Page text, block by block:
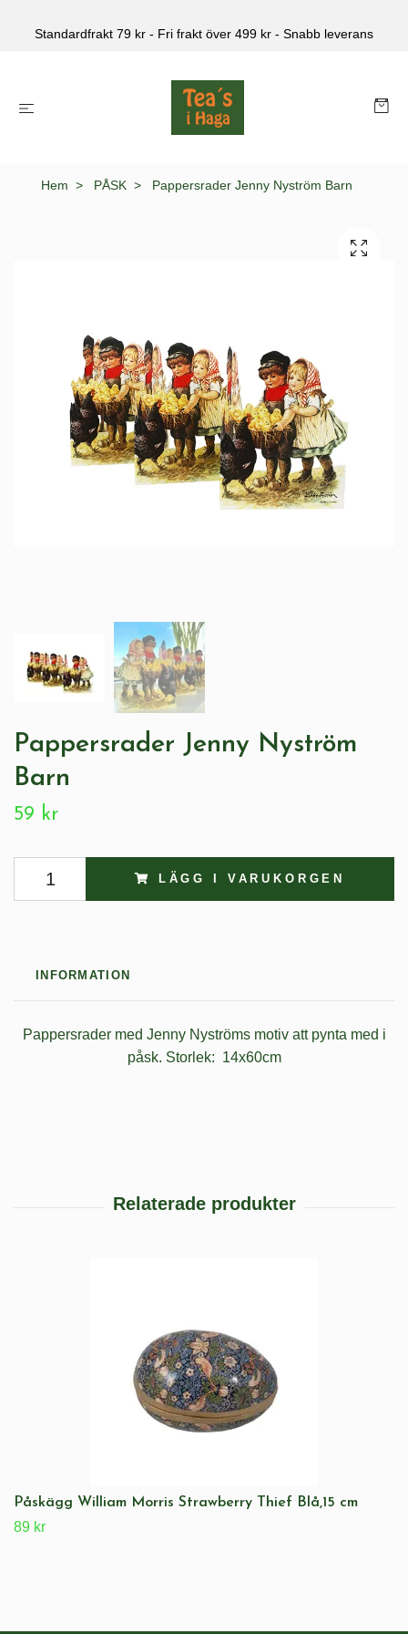
Standardfrakt 79 kr - Fri frakt över 499 kr - Snabb leverans
Hem PÅSK Pappersrader Jenny Nyström Barn
Pappersrader Jenny Nyström
Barn
59 kr
LÄGG I VARUKORGEN
INFORMATION
Pappersrader med Jenny Nyströms motiv att pynta med i
påsk. Storlek: 14x60cm
Påskägg William Morris Strawberry Thief Blå,15 cm
89 kr